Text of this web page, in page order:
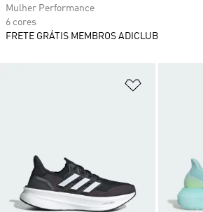
Mulher Performance
6 cores
FRETE GRÁTIS MEMBROS ADICLUB